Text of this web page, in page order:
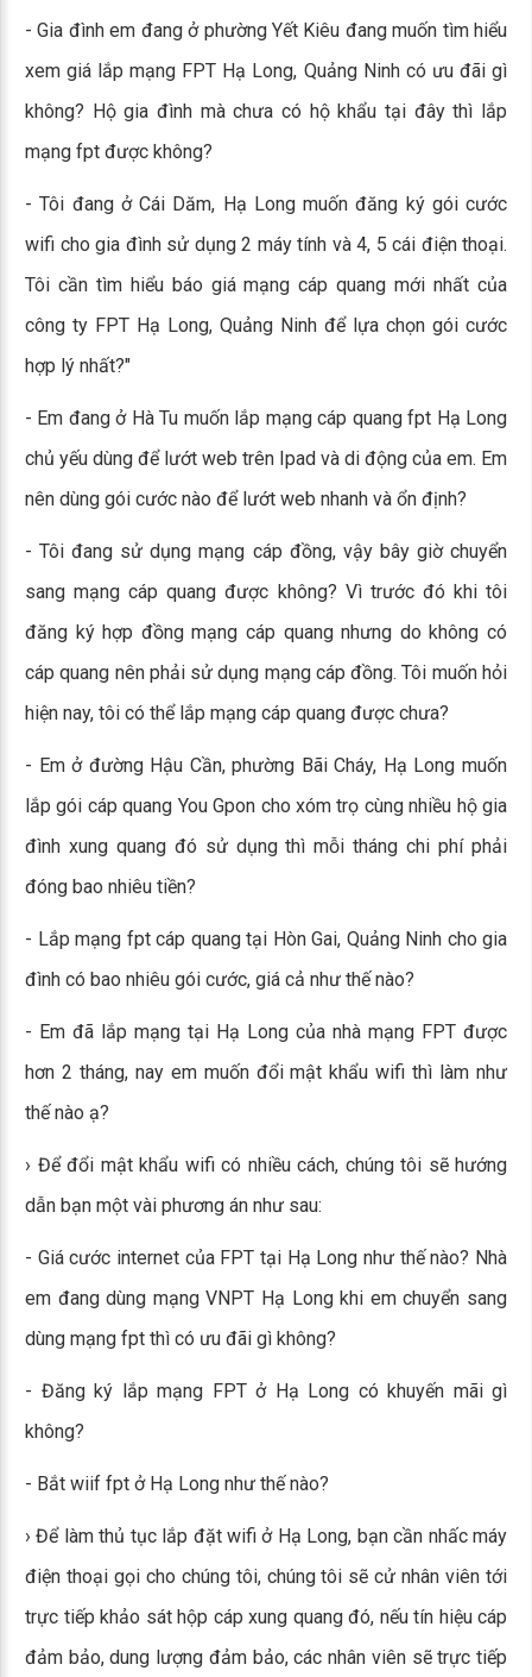
- Gia đình em đang ở phường Yết Kiêu đang muốn tìm hiểu
xem giá lắp mạng FPT Hạ Long, Quảng Ninh có ưu đãi gì
không? Hộ gia đình mà chưa có hộ khẩu tại đây thì lắp
mạng fpt được không?
- Tôi đang ở Cái Dăm, Hạ Long muốn đăng ký gói cước
wifi cho gia đình sử dụng 2 máy tính và 4, 5 cái điện thoại.
Tôi cần tìm hiểu báo giá mạng cáp quang mới nhất của
công ty FPT Hạ Long, Quảng Ninh để lựa chọn gói cước
hợp lý nhất?"
- Em đang ở Hà Tu muốn lắp mạng cáp quang fpt Hạ Long
chủ yếu dùng để lướt web trên Ipad và di động của em. Em
nên dùng gói cước nào để lướt web nhanh và ổn định?
- Tôi đang sử dụng mạng cáp đồng, vậy bây giờ chuyển
sang mạng cáp quang được không? Vì trước đó khi tôi
đăng ký hợp đồng mạng cáp quang nhưng do không có
cáp quang nên phải sử dụng mạng cáp đồng. Tôi muốn hỏi
hiện nay, tôi có thể lắp mạng cáp quang được chưa?
- Em ở đường Hậu Cần, phường Bãi Cháy, Hạ Long muốn
lắp gói cáp quang You Gpon cho xóm trọ cùng nhiều hộ gia
đình xung quang đó sử dụng thì mỗi tháng chi phí phải
đóng bao nhiêu tiền?
- Lắp mạng fpt cáp quang tại Hòn Gai, Quảng Ninh cho gia
đình có bao nhiêu gói cước, giá cả như thế nào?
- Em đã lắp mạng tại Hạ Long của nhà mạng FPT được
hơn 2 tháng, nay em muốn đổi mật khẩu wifi thì làm như
thế nào ạ?
› Để đổi mật khẩu wifi có nhiều cách, chúng tôi sẽ hướng
dẫn bạn một vài phương án như sau:
- Giá cước internet của FPT tại Hạ Long như thế nào? Nhà
em đang dùng mạng VNPT Hạ Long khi em chuyển sang
dùng mạng fpt thì có ưu đãi gì không?
- Đăng ký lắp mạng FPT ở Hạ Long có khuyến mãi gì
không?
- Bắt wiif fpt ở Hạ Long như thế nào?
› Để làm thủ tục lắp đặt wifi ở Hạ Long, bạn cần nhấc máy
điện thoại gọi cho chúng tôi, chúng tôi sẽ cử nhân viên tới
trực tiếp khảo sát hộp cáp xung quang đó, nếu tín hiệu cáp
đảm bảo, dung lượng đảm bảo, các nhân viên sẽ trực tiếp